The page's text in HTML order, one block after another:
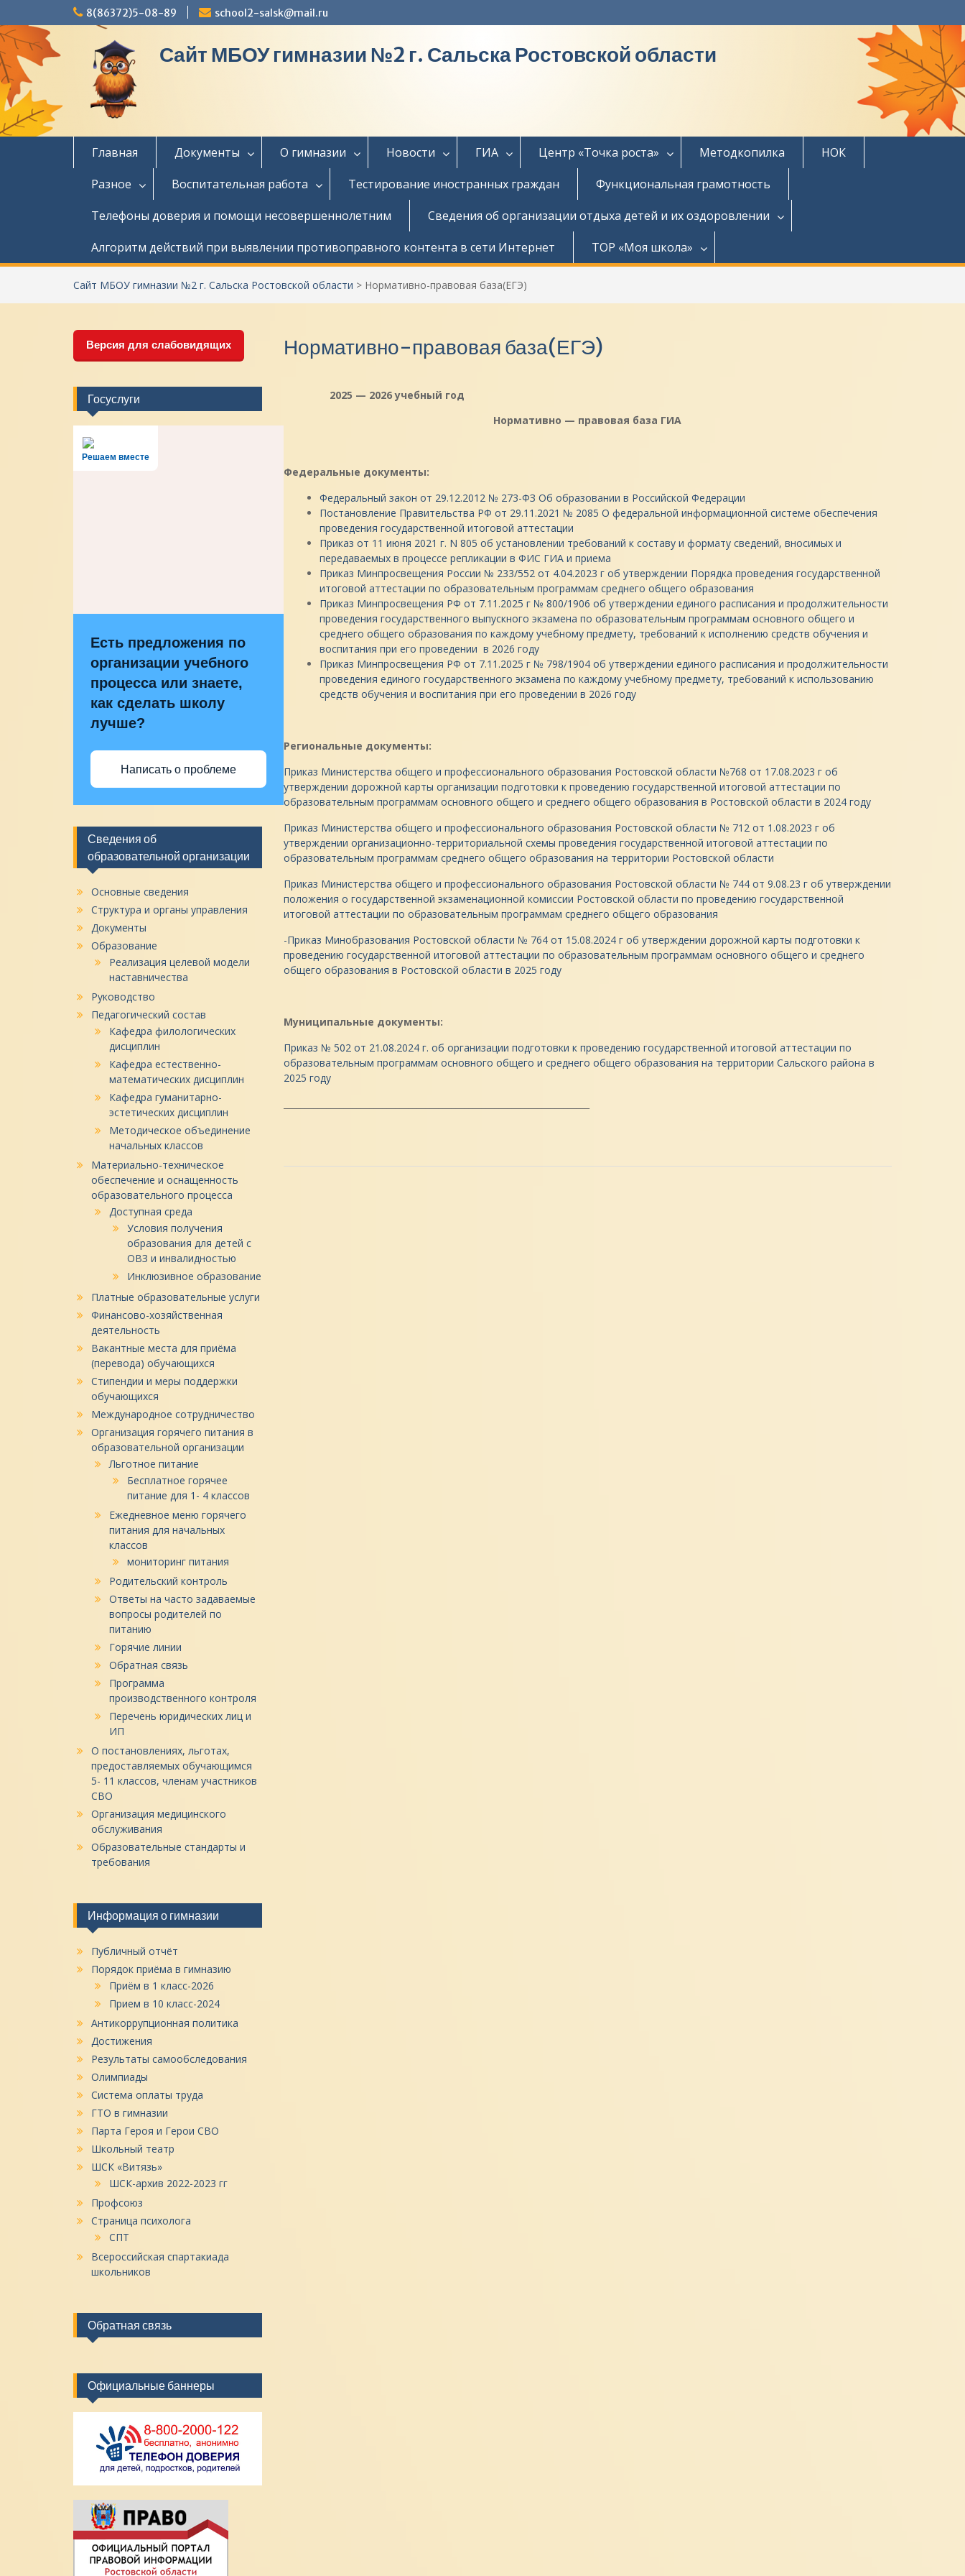
е
р
е
й
т
к
с
м
8(86372)5-08-89 school2-salsk@mail.ru
Сайт МБОУ гимназии №2 г. Сальска Ростовской области
Главная Документы О гимназии Новости ГИА Центр «Точка роста» Методкопилка
НОК
Разное
Воспитательная работа Тестирование иностранных граждан
Функциональная грамотность
Телефоны доверия и помощи несовершеннолетним
Сведения об организации отдыха детей и их оздоровлении
Алгоритм действий при выявлении противоправного контента в сети Интернет
ТОР «Моя школа»
Сайт МБОУ гимназии №2 г. Сальска Ростовской области > Нормативно-правовая база(ЕГЭ)
Нормативно-правовая база(ЕГЭ)
2025 — 2026 учебный год
Нормативно — правовая база ГИА
Федеральные документы:
Федеральный закон от 29.12.2012 № 273-ФЗ Об образовании в Российской Федерации
Постановление Правительства РФ от 29.11.2021 № 2085 О федеральной информационной системе обеспечения
проведения государственной итоговой аттестации
Приказ от 11 июня 2021 г. N 805 об установлении требований к составу и формату сведений, вносимых и
передаваемых в процессе репликации в ФИС ГИА и приема
Приказ Минпросвещения России № 233/552 от 4.04.2023 г об утверждении Порядка проведения государственной
итоговой аттестации по образовательным программам среднего общего образования
Приказ Минпросвещения РФ от 7.11.2025 г № 800/1906 об утверждении единого расписания и продолжительности
проведения государственного выпускного экзамена по образовательным программам основного общего и
среднего общего образования по каждому учебному предмету, требований к исполнению средств обучения и
воспитания при его проведении в 2026 году
Приказ Минпросвещения РФ от 7.11.2025 г № 798/1904 об утверждении единого расписания и продолжительности
проведения единого государственного экзамена по каждому учебному предмету, требований к использованию
средств обучения и воспитания при его проведении в 2026 году
Региональные документы:
Приказ Министерства общего и профессионального образования Ростовской области №768 от 17.08.2023 г об
утверждении дорожной карты организации подготовки к проведению государственной итоговой аттестации по
образовательным программам основного общего и среднего общего образования в Ростовской области в 2024 году
Приказ Министерства общего и профессионального образования Ростовской области № 712 от 1.08.2023 г об
утверждении организационно-территориальной схемы проведения государственной итоговой аттестации по
образовательным программам среднего общего образования на территории Ростовской области
Приказ Министерства общего и профессионального образования Ростовской области № 744 от 9.08.23 г об утверждении
положения о государственной экзаменационной комиссии Ростовской области по проведению государственной
итоговой аттестации по образовательным программам среднего общего образования
-Приказ Минобразования Ростовской области № 764 от 15.08.2024 г об утверждении дорожной карты подготовки к
проведению государственной итоговой аттестации по образовательным программам основного общего и среднего
общего образования в Ростовской области в 2025 году
Муниципальные документы:
Приказ № 502 от 21.08.2024 г. об организации подготовки к проведению государственной итоговой аттестации по
образовательным программам основного общего и среднего общего образования на территории Сальского района в
2025 году
Версия для слабовидящих
Госуслуги
Решаем вместе
Есть предложения по
организации учебного
процесса или знаете,
как сделать школу
лучше?
Написать о проблеме
Сведения об
образовательной организации
Основные сведения
Структура и органы управления
Документы
Образование
Реализация целевой модели
наставничества
Руководство
Педагогический состав
Кафедра филологических
дисциплин
Кафедра естественно-
математических дисциплин
Кафедра гуманитарно-
эстетических дисциплин
Методическое объединение
начальных классов
Материально-техническое
обеспечение и оснащенность
образовательного процесса
Доступная среда
Условия получения
образования для детей с
ОВЗ и инвалидностью
Инклюзивное образование
Платные образовательные услуги
Финансово-хозяйственная
деятельность
Вакантные места для приёма
(перевода) обучающихся
Стипендии и меры поддержки
обучающихся
Международное сотрудничество
Организация горячего питания в
образовательной организации
Льготное питание
Бесплатное горячее
питание для 1- 4 классов
Ежедневное меню горячего
питания для начальных
классов
мониторинг питания
Родительский контроль
Ответы на часто задаваемые
вопросы родителей по
питанию
Горячие линии
Обратная связь
Программа
производственного контроля
Перечень юридических лиц и
ИП
О постановлениях, льготах,
предоставляемых обучающимся
5- 11 классов, членам участников
СВО
Организация медицинского
обслуживания
Образовательные стандарты и
требования
Информация о гимназии
Публичный отчёт
Порядок приёма в гимназию
Приём в 1 класс-2026
Прием в 10 класс-2024
Антикоррупционная политика
Достижения
Результаты самообследования
Олимпиады
Система оплаты труда
ГТО в гимназии
Парта Героя и Герои СВО
Школьный театр
ШСК «Витязь»
ШСК-архив 2022-2023 гг
Профсоюз
Страница психолога
СПТ
Всероссийская спартакиада
школьников
Обратная связь
Официальные баннеры